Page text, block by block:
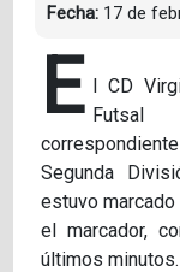
Fecha: 17 de
E l CD
Futsal
Segunda
estuvo
el marcador,
últimos minutos.